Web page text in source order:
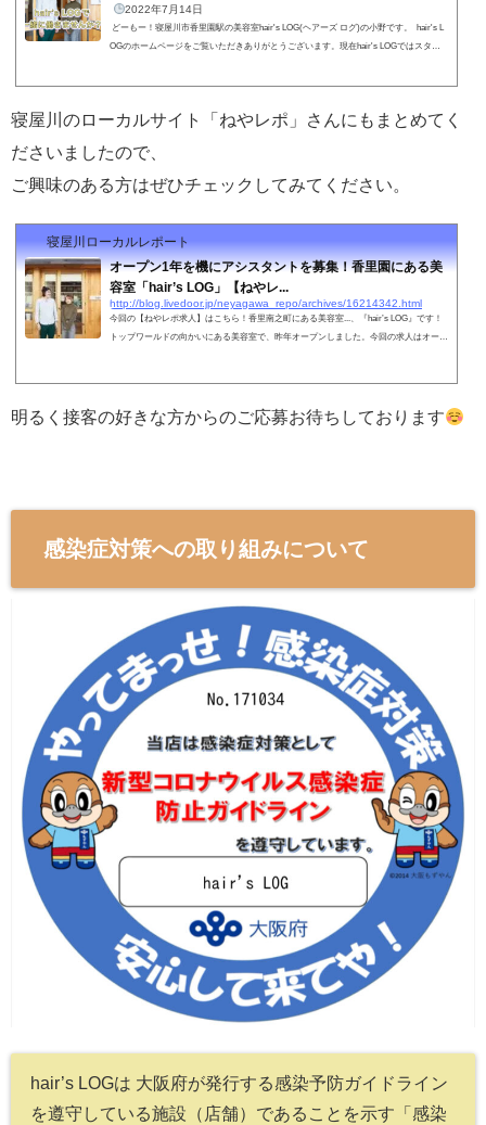
2022年7月14日
どーもー！寝屋川市香里園駅の美容室hair's LOG(ヘアーズ ログ)の小野です。 hair's L
OGのホームページをご覧いただきありがとうございます。現在hair's LOGではスタッ
の温もりを活かした内外装で、1階は美容室、2階はエステサロン...
寝屋川のローカルサイト「ねやレポ」さんにもまとめてく
ださいましたので、
ご興味のある方はぜひチェックしてみてください。
寝屋川ローカルレポート
オープン1年を機にアシスタントを募集！香里園にある美
容室「hair’s LOG」【ねやレ...
http://blog.livedoor.jp/neyagawa_repo/archives/16214342.html
今回の【ねやレポ求人】はこちら！香里南之町にある美容室...、『hair’s LOG』です！
トップワールドの向かいにある美容室で、昨年オープンしました。今回の求人はオープ
明るく接客の好きな方からのご応募お待ちしております
感染症対策への取り組みについて
hair’s LOGは 大阪府が発行する感染予防ガイドライン
を遵守している施設（店舗）であることを示す「感染